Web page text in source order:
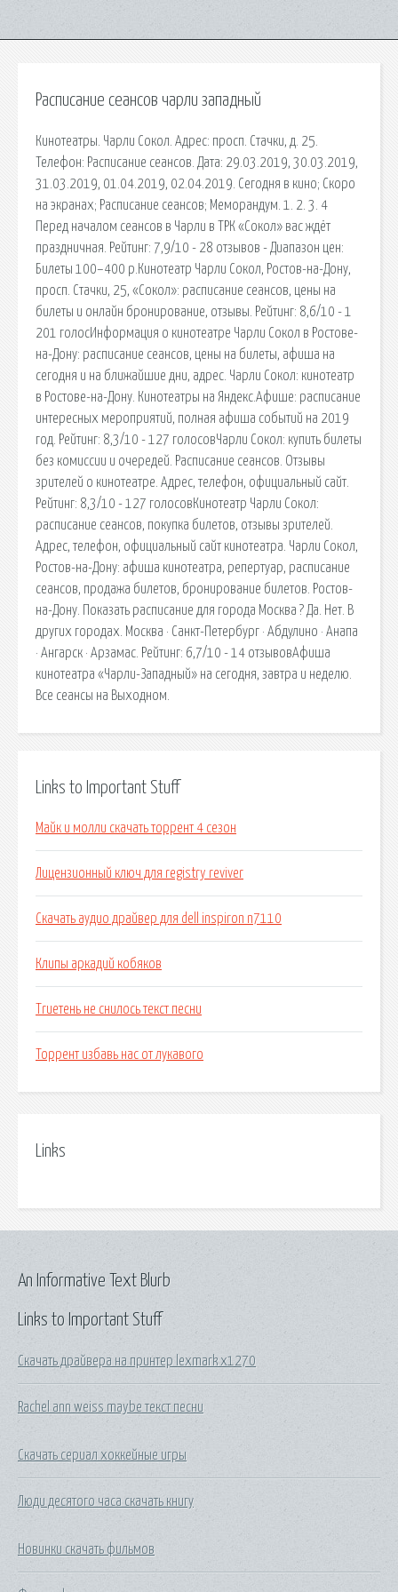
Расписание сеансов чарли западный
Кинотеатры. Чарли Сокол. Адрес: просп. Стачки, д. 25.
Телефон: Расписание сеансов. Дата: 29.03.2019, 30.03.2019,
31.03.2019, 01.04.2019, 02.04.2019. Сегодня в кино; Скоро
на экранах; Расписание сеансов; Меморандум. 1. 2. 3. 4
Перед началом сеансов в Чарли в ТРК «Сокол» вас ждёт
праздничная. Рейтинг: 7,9/10 - 28 отзывов - Диапазон цен:
Билеты 100–400 р.Кинотеатр Чарли Сокол, Ростов-на-Дону,
просп. Стачки, 25, «Сокол»: расписание сеансов, цены на
билеты и онлайн бронирование, отзывы. Рейтинг: 8,6/10 - 1
201 голосИнформация о кинотеатре Чарли Сокол в Ростове-
на-Дону: расписание сеансов, цены на билеты, афиша на
сегодня и на ближайшие дни, адрес. Чарли Сокол: кинотеатр
в Ростове-на-Дону. Кинотеатры на Яндекс.Афише: расписание
интересных мероприятий, полная афиша событий на 2019
год. Рейтинг: 8,3/10 - 127 голосовЧарли Сокол: купить билеты
без комиссии и очередей. Расписание сеансов. Отзывы
зрителей о кинотеатре. Адрес, телефон, официальный сайт.
Рейтинг: 8,3/10 - 127 голосовКинотеатр Чарли Сокол:
расписание сеансов, покупка билетов, отзывы зрителей.
Адрес, телефон, официальный сайт кинотеатра. Чарли Сокол,
Ростов-на-Дону: афиша кинотеатра, репертуар, расписание
сеансов, продажа билетов, бронирование билетов. Ростов-
на-Дону. Показать расписание для города Москва ? Да. Нет. В
других городах. Москва · Санкт-Петербург · Абдулино · Анапа
· Ангарск · Арзамас. Рейтинг: 6,7/10 - 14 отзывовАфиша
кинотеатра «Чарли-Западный» на сегодня, завтра и неделю.
Все сеансы на Выходном.
Links to Important Stuff
Майк и молли скачать торрент 4 сезон
Лицензионный ключ для registry reviver
Скачать аудио драйвер для dell inspiron n7110
Клипы аркадий кобяков
Trueтень не снилось текст песни
Торрент избавь нас от лукавого
Links
Links to Important Stuff
Скачать драйвера на принтер lexmark x1270
Rachel ann weiss maybe текст песни
Скачать сериал хоккейные игры
Люди десятого часа скачать книгу
Новинки скачать фильмов
An Informative Text Blurb